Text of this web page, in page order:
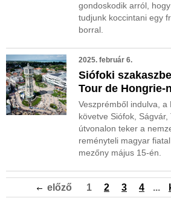
gondoskodik arról,
tudjunk koccintani egy
borral.
2025. február 6.
Siófoki
Tour de Hongrie-n
Veszprémből indulva, a
követve Siófok,
útvonalon teker a
reményteli magyar
mezőny május 15-én.
előző 1 2 3 4 ...